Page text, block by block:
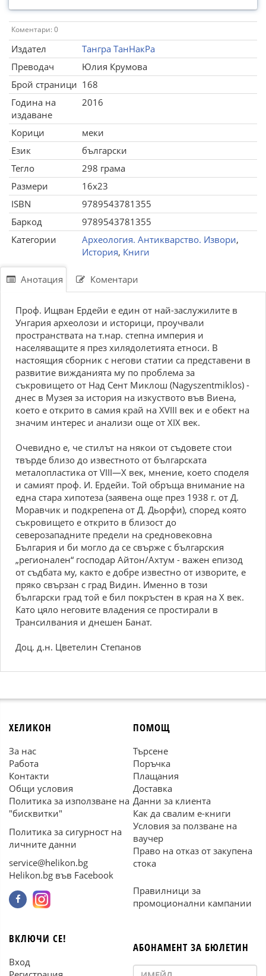
Коментари: 0
Издател
Тангра ТанНакРа
Преводач
Юлия Крумова
Брой страници 168
Година на
издаване
2016
Корици
меки
Език
български
Тегло
298 грама
Размери
16x23
ISBN
9789543781355
Баркод
9789543781355
Категории
Археология. Антикварство. Извори,
История, Книги
Анотация Коментари
Проф. Ищван Ердейи е един от най-заслужилите в
Унгария археолози и историци, проучвали
пространствата на т.нар. степна империя и
населяващите я през хилядолетията етноси. В
настоящия сборник с негови статии са представени в
развитие вижданията му по проблема за
съкровището от Над Сент Миклош (Nagyszentmiklos) -
днес в Музея за история на изкуството във Виена,
което е открито в самия край на XVIII век и е обект на
значим интерес и анализи още от XIX век.
Очевидно е, че стилът на някои от съдовете стои
твърде близо до известното от българската
металопластика от VIII—X век, мнение, което споделя
и самият проф. И. Ердейи. Той обръща внимание на
една стара хипотеза (заявена още през 1938 г. от Д.
Моравчик и подкрепена от Д. Дьорфи), според която
съкровището е открито в близост до
северозападните предели на средновековна
България и би могло да се свърже с българския
„регионален“ господар Айтон/Ахтум - важен епизод
от съдбата му, както е добре известно от изворите, е
пряко свързан с град Видин. Именно в този
български град той е бил покръстен в края на X век.
Като цяло неговите владения се простирали в
Трансилвания и днешен Банат.
Доц. д.н. Цветелин Степанов
ХЕЛИКОН
За нас
Работа
Контакти
Общи условия
Политика за използване на
"бисквитки"
Политика за сигурност на
личните данни
service@helikon.bg
Helikon.bg във Facebook
ПОМОЩ
Търсене
Поръчка
Плащания
Доставка
Данни за клиента
Как да свалим е-книги
Условия за ползване на
ваучер
Право на отказ от закупена
стока
Правилници за
промоционални кампании
ВКЛЮЧИ СЕ!
Вход
АБОНАМЕНТ ЗА БЮЛЕТИН